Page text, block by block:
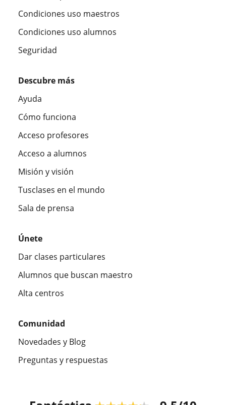
Condiciones uso maestros
Condiciones uso alumnos
Seguridad
Descubre más
Ayuda
Cómo funciona
Acceso profesores
Acceso a alumnos
Misión y visión
Tusclases en el mundo
Sala de prensa
Únete
Dar clases particulares
Alumnos que buscan maestro
Alta centros
Comunidad
Novedades y Blog
Preguntas y respuestas